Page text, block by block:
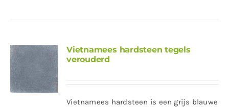
Vietnamees hardsteen tegels
verouderd
Vietnamees hardsteen is een grijs blauwe